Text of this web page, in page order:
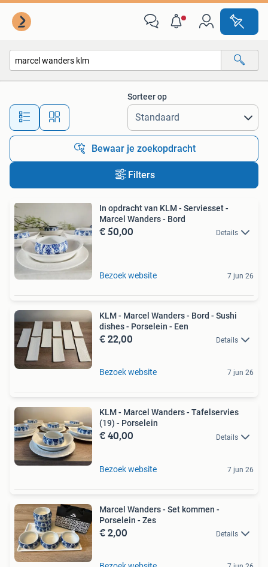
Alle afstanden…
Sorteer op
Bewaar je zoekopdracht
Filters
In opdracht van KLM - Serviesset -
Marcel Wanders - Bord
€ 50,00 Details
Bezoek website 7 jun 26
KLM - Marcel Wanders - Bord - Sushi
dishes - Porselein - Een
€ 22,00 Details
Bezoek website 7 jun 26
KLM - Marcel Wanders - Tafelservies
(19) - Porselein
€ 40,00 Details
Bezoek website 7 jun 26
Marcel Wanders - Set kommen -
Porselein - Zes
€ 2,00 Details